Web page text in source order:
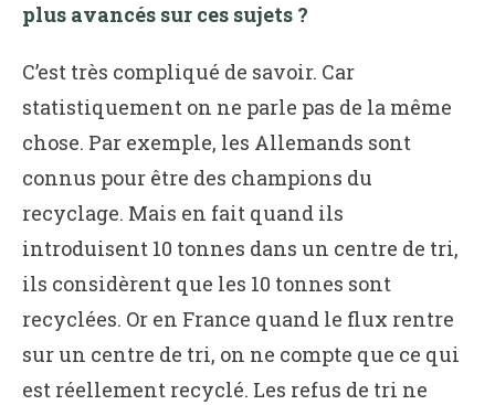
plus avancés sur ces sujets ?
C’est très compliqué de savoir. Car
statistiquement on ne parle pas de la même
chose. Par exemple, les Allemands sont
connus pour être des champions du
recyclage. Mais en fait quand ils
introduisent 10 tonnes dans un centre de tri,
ils considèrent que les 10 tonnes sont
recyclées. Or en France quand le flux rentre
sur un centre de tri, on ne compte que ce qui
est réellement recyclé. Les refus de tri ne